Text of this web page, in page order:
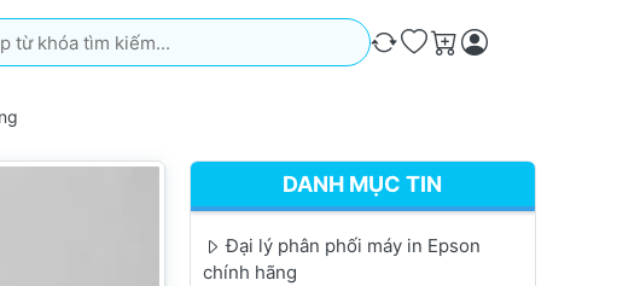
tìm kiếm. Kết quả sẽ tự động xuất hiện khi bạn nhập. Nhấn phím
So sánh
Ưa thích
Giỏ hàng
DANH MỤC TIN
Đại lý phân phối máy in Epson
chính hãng